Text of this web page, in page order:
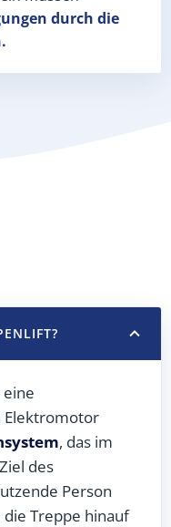
durch die
Elektromotor
, das im
des
Person
Treppe hinauf